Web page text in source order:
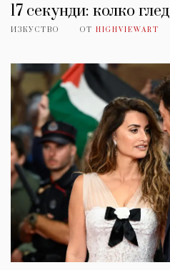
17 секунди: колко
ИЗКУСТВО ОТ HIGHVIEWART